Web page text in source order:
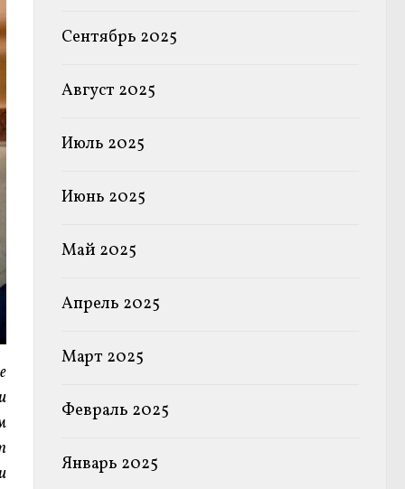
Сентябрь 2025
Август 2025
Июль 2025
Июнь 2025
Май 2025
Апрель 2025
Март 2025
Февраль 2025
Январь 2025